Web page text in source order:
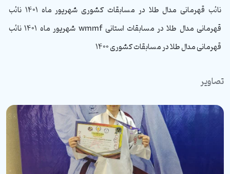
نائب قهرمانی مدال طلا در مسابقات کشوری شهریور ماه ۱۴۰۱ نائب
قهرمانی مدال طلا در مسابقات استانی wmmf شهریور ماه ۱۴۰۱ نائب
قهرمانی مدال طلا در مسابقات کشوری ۱۴۰۰
تصاویر